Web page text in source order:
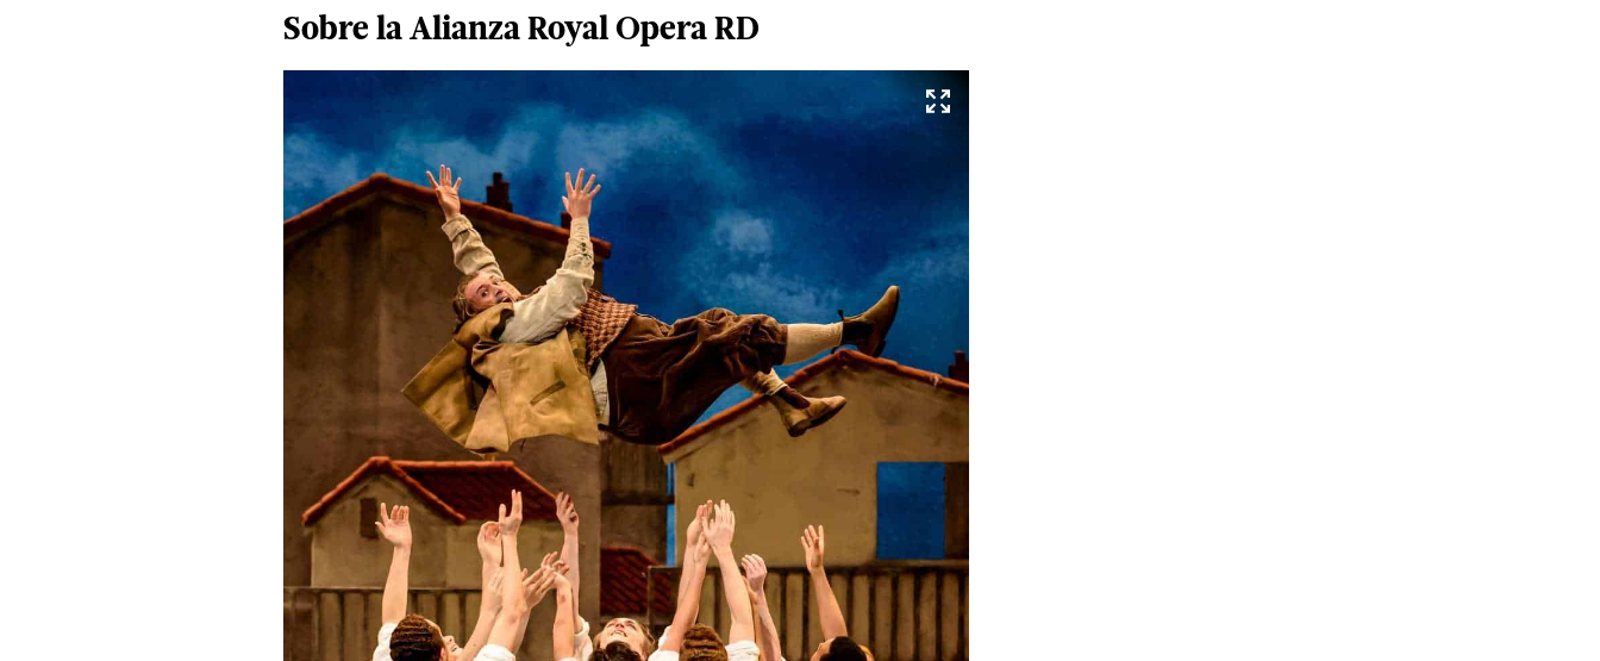
Sobre la Alianza Royal Opera RD